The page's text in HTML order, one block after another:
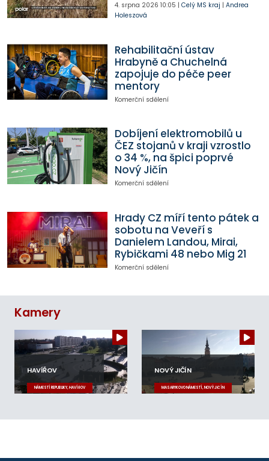
4. srpna 2026 10:05 | Celý MS kraj | Andrea
Holeszová
Rehabilitační ústav
Hrabyně a Chuchelná
zapojuje do péče peer
mentory
Komerční sdělení
Dobíjení elektromobilů u
ČEZ stojanů v kraji vzrostlo
o 34 %, na špici poprvé
Nový Jičín
Komerční sdělení
Hrady CZ míří tento pátek a
sobotu na Veveří s
Danielem Landou, Mirai,
Rybičkami 48 nebo Mig 21
Komerční sdělení
Kamery
HAVÍŘOV
NÁMĚSTÍ REPUBLIKY, HAVÍŘOV
NOVÝ JIČÍN
MASARYKOVO NÁMĚSTÍ, NOVÝ JIČÍN